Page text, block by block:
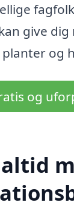
give
og
og